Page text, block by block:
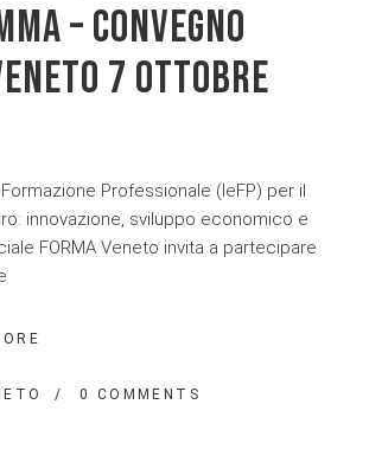
– CONVEGNO
7 OTTOBRE
Formazione Professionale (IeFP) per il
innovazione, sviluppo economico e
FORMA Veneto invita a partecipare
0 COMMENTS